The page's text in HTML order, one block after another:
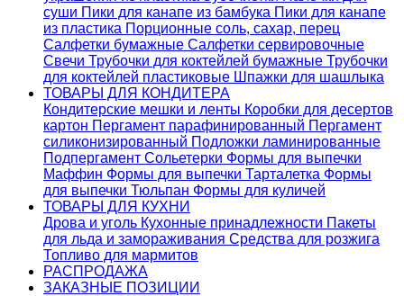
суши Пики для канапе из бамбука Пики для канапе
из пластика Порционные соль, сахар, перец
Салфетки бумажные Салфетки сервировочные
Свечи Трубочки для коктейлей бумажные Трубочки
для коктейлей пластиковые Шпажки для шашлыка
ТОВАРЫ ДЛЯ КОНДИТЕРА
Кондитерские мешки и ленты Коробки для десертов
картон Пергамент парафинированный Пергамент
силиконизированный Подложки ламинированные
Подпергамент Сольетерки Формы для выпечки
Маффин Формы для выпечки Тарталетка Формы
для выпечки Тюльпан Формы для куличей
ТОВАРЫ ДЛЯ КУХНИ
Дрова и уголь Кухонные принадлежности Пакеты
для льда и замораживания Средства для розжига
Топливо для мармитов
РАСПРОДАЖА
ЗАКАЗНЫЕ ПОЗИЦИИ